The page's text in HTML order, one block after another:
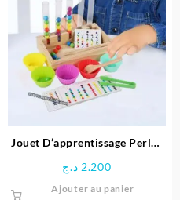
Les
options
page
Jouet D’apprentissage Perles
2.200 د.ج
Ajouter au panier